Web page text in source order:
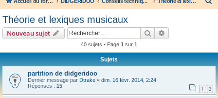
Accueil du forum DIDGERIDOO Conseils techniques didgeridoo Théorie et lexiques musicaux
e
Théorie et lexiques musicaux
Nouveau sujet Rechercher
40 sujets • Page 1 sur 1
Sujets
partition de didgeridoo
Dernier message par Dtrake « dim. 16 févr. 2014, 2:24
Réponses : 15 1 2